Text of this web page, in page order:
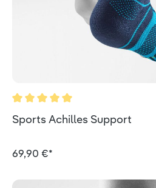
Durchschnittliche Bewertung
Sports Achilles Support
69,90 €*